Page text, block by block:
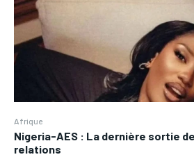
Afrique
Nigeria-AES : La dernière sortie
relations